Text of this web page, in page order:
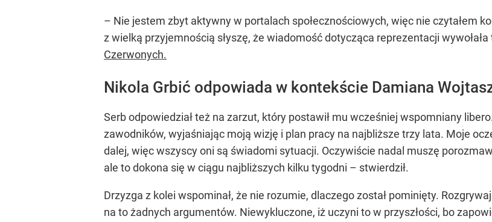
– Nie jestem zbyt aktywny w portalach społecznościowych, więc nie czytałem
z wielką przyjemnością słyszę, że wiadomość dotycząca reprezentacji
Czerwonych.
Nikola Grbić odpowiada w kontekście Damiana
Serb odpowiedział też na zarzut, który postawił mu wcześniej wspomniany
zawodników, wyjaśniając moją wizję i plan pracy na najbliższe trzy lata. Moje
dalej, więc wszyscy oni są świadomi sytuacji. Oczywiście nadal muszę
ale to dokona się w ciągu najbliższych kilku tygodni – stwierdził.
Drzyzga z kolei wspominał, że nie rozumie, dlaczego został pominięty.
na to żadnych argumentów. Niewykluczone, iż uczyni to w przyszłości, bo